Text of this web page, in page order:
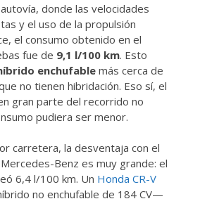
donde las velocidades
y el uso de la propulsión
el consumo obtenido en el
fue de 9,1 l/100 km. Esto
enchufablemás cerca de
no tienen hibridación. Eso sí, el
gran parte del recorrido no
pudiera ser menor.
carretera, la desventaja con el
Benz es muy grande: el
6,4 l/100 km. Un Honda CR-V
no enchufable de 184 CV—